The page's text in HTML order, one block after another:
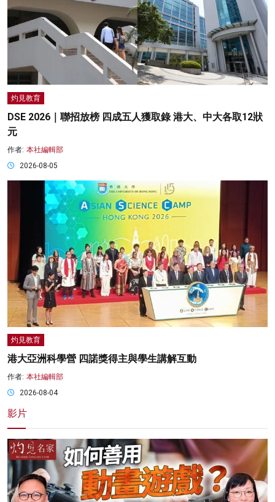
灼見教育
DSE 2026｜聯招放榜 四成五人獲取錄 港大、中大各取12狀
元
作者: 本社編輯部
2026-08-05
灼見教育
港大亞洲科學營 四諾獎得主與學生講解互動
作者: 本社編輯部
2026-08-04
影片